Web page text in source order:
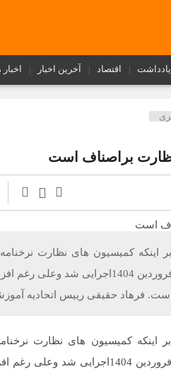
یادداشت اقتصاد آخرین اخبار
براصناف است
اینکه کمیسیون های نظارت
رانندگی را تعیین می کنند اعلام کرد تعرفه سال جاری از اول
است. فرهاد حقیقی رییس اتحادیه
اینکه کمیسیون های نظارت
رانندگی را تعیین می کنند اعلام کرد تعرفه سال جاری از اول